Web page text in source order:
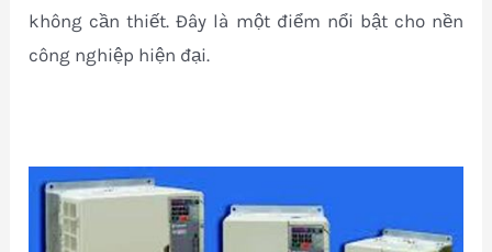
không cần thiết. Đây là một điểm nổi bật cho nền
công nghiệp hiện đại.